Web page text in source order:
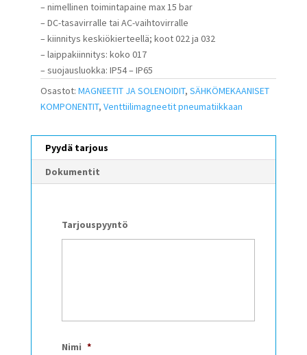
– nimellinen toimintapaine max 15 bar
– DC-tasavirralle tai AC-vaihtovirralle
– kiinnitys keskiökierteellä; koot 022 ja 032
– laippakiinnitys: koko 017
– suojausluokka: IP54 – IP65
Osastot: MAGNEETIT JA SOLENOIDIT, SÄHKÖMEKAANISET
KOMPONENTIT, Venttiilimagneetit pneumatiikkaan
Pyydä tarjous
Dokumentit
Tarjouspyyntö
Nimi *